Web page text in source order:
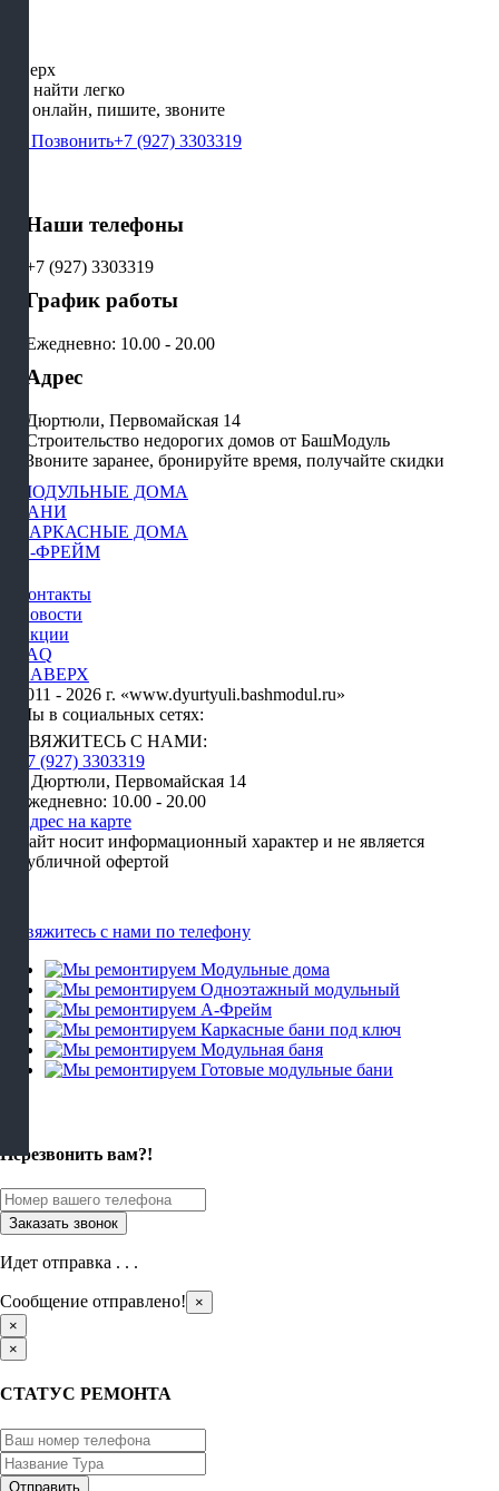
Наверх
Нас найти легко
Мы онлайн, пишите, звоните
Позвонить+7 (927) 3303319
Наши телефоны
+7 (927) 3303319
График работы
Ежедневно: 10.00 - 20.00
Адрес
Дюртюли, Первомайская 14
Строительство недорогих домов от БашМодуль
Звоните заранее, бронируйте время, получайте скидки
Контакты
Новости
Акции
FAQ
НАВЕРХ
2011 - 2026 г. «www.dyurtyuli.bashmodul.ru»
МОДУЛЬНЫЕ ДОМА
БАНИ
КАРКАСНЫЕ ДОМА
А-ФРЕЙМ
Мы в социальных сетях:
СВЯЖИТЕСЬ С НАМИ:
+7 (927) 3303319
г. Дюртюли, Первомайская 14
Ежедневно: 10.00 - 20.00
Адрес на карте
Сайт носит информационный характер и не является
публичной офертой
Перезвонить вам?!
Идет отправка . . .
Сообщение отправлено!
×
×
×
СТАТУС РЕМОНТА